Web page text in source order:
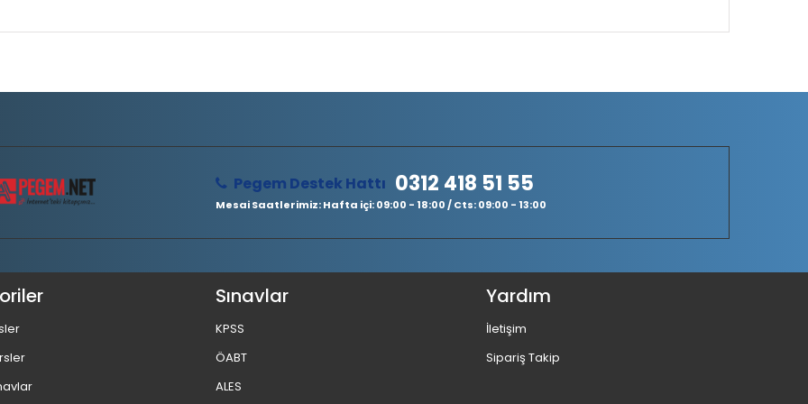
Pegem Destek Hattı 0312 418 51 55
Mesai Saatlerimiz: Hafta içi: 09:00 - 18:00 / Cts: 09:00 - 13:00
Sınavlar
KPSS
ÖABT
ALES
Yardım
İletişim
Sipariş Takip